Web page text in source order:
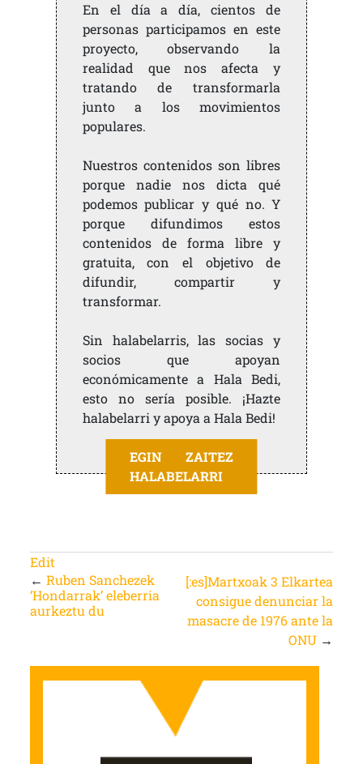
En el día a día, cientos de
personas participamos en este
proyecto, observando la
realidad que nos afecta y
tratando de transformarla
junto a los movimientos
populares.
Nuestros contenidos son libres
porque nadie nos dicta qué
podemos publicar y qué no. Y
porque difundimos estos
contenidos de forma libre y
gratuita, con el objetivo de
difundir, compartir y
transformar.
Sin halabelarris, las socias y
socios que apoyan
económicamente a Hala Bedi,
esto no sería posible. ¡Hazte
halabelarri y apoya a Hala Bedi!
EGIN ZAITEZ
HALABELARRI
Edit
← Ruben Sanchezek
‘Hondarrak’ eleberria
aurkeztu du
[:es]Martxoak 3 Elkartea
consigue denunciar la
masacre de 1976 ante la
ONU →